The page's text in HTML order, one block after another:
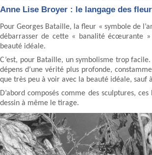
Anne Lise Broyer : le langage des
Pour Georges Bataille, la fleur « symbole de
débarrasser de cette « banalité écœurante
beauté idéale.
C’est, pour Bataille, un symbolisme trop
dépens d’une vérité plus profonde,
que très peu à voir avec la beauté idéale, sauf
D’abord composés comme des sculptures,
dessin à même le tirage.